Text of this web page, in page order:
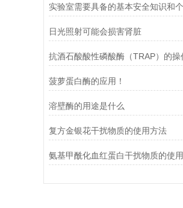
日光照射可能会损害肾脏
菠萝蛋白酶的应用！
溶壁酶的用途是什么
复方金银花干扰物质的使用方法
氨基甲酰化血红蛋白干扰物质的使用